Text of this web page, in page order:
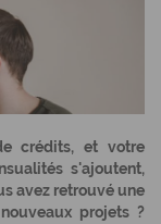
crédits, et votre
s'ajoutent,
avez retrouvé une
projets ?